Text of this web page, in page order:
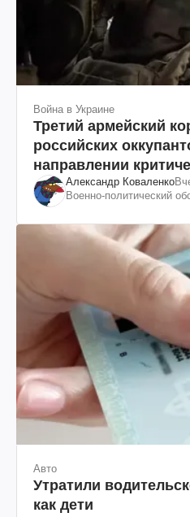
Война в Украине
Третий армейский
российских
направлении
как это удалось
Александр Коваленко
Военно-политический
Авто
Утратили
как дети